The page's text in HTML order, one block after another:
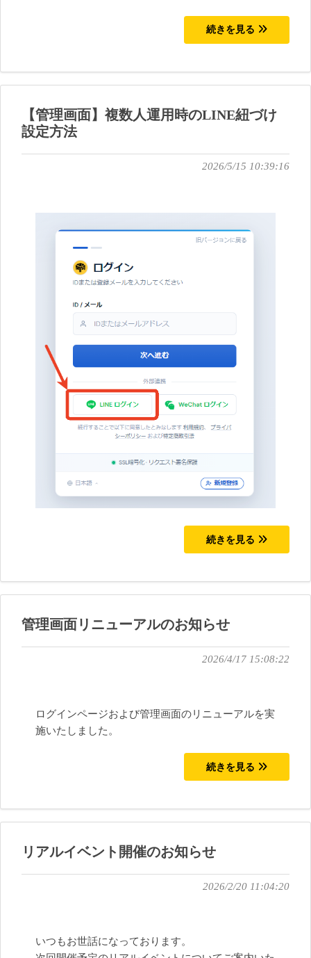
続きを見る
【管理画面】複数人運用時のLINE紐づけ
設定方法
2026/5/15 10:39:16
続きを見る
管理画面リニューアルのお知らせ
2026/4/17 15:08:22
ログインページおよび管理画面のリニューアルを実
施いたしました。
続きを見る
リアルイベント開催のお知らせ
2026/2/20 11:04:20
いつもお世話になっております。